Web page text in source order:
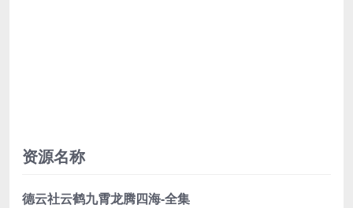
资源名称
德云社云鹤九霄龙腾四海-全集